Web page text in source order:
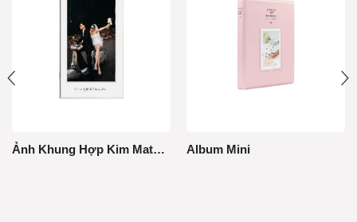
Ảnh Khung Hợp Kim MatBoard Album Mini